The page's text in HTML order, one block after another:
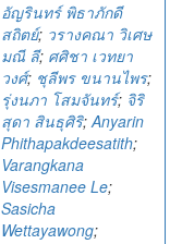
อัญรินทร์ พิธาภักดี
สถิตย์; วรางคณา วิเศษ
มณี ลี; ศศิชา เวทยา
วงศ์; ชุลีพร ขนานไพร;
รุ่งนภา โสมจันทร์; จิริ
สุดา สินธุศิริ;Anyarin
Phithapakdeesatith;
Varangkana
Visesmanee Le;
Sasicha
Wettayawong;